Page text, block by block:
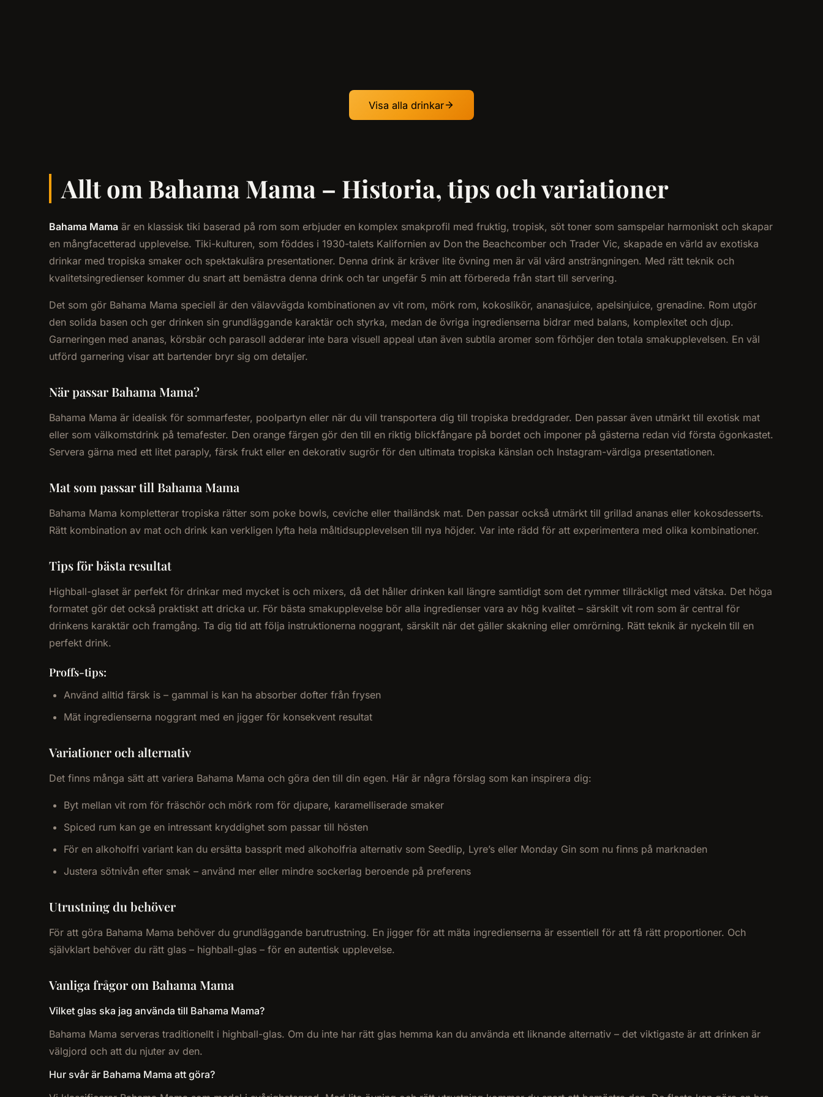
Visa alla drinkar
Allt om Bahama Mama – Historia, tips och variationer
Bahama Mama är en klassisk tiki baserad på rom som erbjuder en komplex smakprofil med fruktig, tropisk, söt toner som samspelar harmoniskt och skapar
en mångfacetterad upplevelse. Tiki-kulturen, som föddes i 1930-talets Kalifornien av Don the Beachcomber och Trader Vic, skapade en värld av exotiska
drinkar med tropiska smaker och spektakulära presentationer. Denna drink är kräver lite övning men är väl värd ansträngningen. Med rätt teknik och
kvalitetsingredienser kommer du snart att bemästra denna drink och tar ungefär 5 min att förbereda från start till servering.
Det som gör Bahama Mama speciell är den välavvägda kombinationen av vit rom, mörk rom, kokoslikör, ananasjuice, apelsinjuice, grenadine. Rom utgör
den solida basen och ger drinken sin grundläggande karaktär och styrka, medan de övriga ingredienserna bidrar med balans, komplexitet och djup.
Garneringen med ananas, körsbär och parasoll adderar inte bara visuell appeal utan även subtila aromer som förhöjer den totala smakupplevelsen. En väl
utförd garnering visar att bartender bryr sig om detaljer.
När passar Bahama Mama?
Bahama Mama är idealisk för sommarfester, poolpartyn eller när du vill transportera dig till tropiska breddgrader. Den passar även utmärkt till exotisk mat
eller som välkomstdrink på temafester. Den orange färgen gör den till en riktig blickfångare på bordet och imponer på gästerna redan vid första ögonkastet.
Servera gärna med ett litet paraply, färsk frukt eller en dekorativ sugrör för den ultimata tropiska känslan och Instagram-värdiga presentationen.
Mat som passar till Bahama Mama
Bahama Mama kompletterar tropiska rätter som poke bowls, ceviche eller thailändsk mat. Den passar också utmärkt till grillad ananas eller kokosdesserts.
Rätt kombination av mat och drink kan verkligen lyfta hela måltidsupplevelsen till nya höjder. Var inte rädd för att experimentera med olika kombinationer.
Tips för bästa resultat
Highball-glaset är perfekt för drinkar med mycket is och mixers, då det håller drinken kall längre samtidigt som det rymmer tillräckligt med vätska. Det höga
formatet gör det också praktiskt att dricka ur. För bästa smakupplevelse bör alla ingredienser vara av hög kvalitet – särskilt vit rom som är central för
drinkens karaktär och framgång. Ta dig tid att följa instruktionerna noggrant, särskilt när det gäller skakning eller omrörning. Rätt teknik är nyckeln till en
perfekt drink.
Proffs-tips:
Använd alltid färsk is – gammal is kan ha absorber dofter från frysen
Mät ingredienserna noggrant med en jigger för konsekvent resultat
Variationer och alternativ
Det finns många sätt att variera Bahama Mama och göra den till din egen. Här är några förslag som kan inspirera dig:
Byt mellan vit rom för fräschör och mörk rom för djupare, karamelliserade smaker
Spiced rum kan ge en intressant kryddighet som passar till hösten
För en alkoholfri variant kan du ersätta bassprit med alkoholfria alternativ som Seedlip, Lyre’s eller Monday Gin som nu finns på marknaden
Justera sötnivån efter smak – använd mer eller mindre sockerlag beroende på preferens
Utrustning du behöver
För att göra Bahama Mama behöver du grundläggande barutrustning. En jigger för att mäta ingredienserna är essentiell för att få rätt proportioner. Och
självklart behöver du rätt glas – highball-glas – för en autentisk upplevelse.
Vanliga frågor om Bahama Mama
Vilket glas ska jag använda till Bahama Mama?
Bahama Mama serveras traditionellt i highball-glas. Om du inte har rätt glas hemma kan du använda ett liknande alternativ – det viktigaste är att drinken är
välgjord och att du njuter av den.
Hur svår är Bahama Mama att göra?